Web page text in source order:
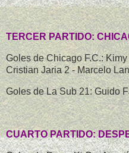
TERCER PARTIDO:
Goles de Chicago F.C.:
Cristian Jaria 2 - Marcelo
Goles de La Sub 21: Guido
CUARTO PARTIDO: